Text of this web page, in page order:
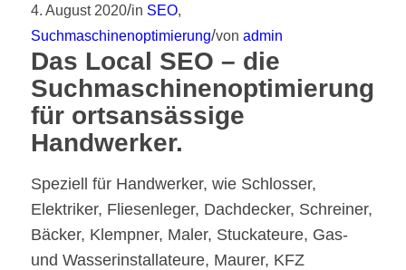
4. August 2020/in SEO,
Suchmaschinenoptimierung/von admin
Das Local SEO – die
Suchmaschinenoptimierung
für ortsansässige
Handwerker.
Speziell für Handwerker, wie Schlosser,
Elektriker, Fliesenleger, Dachdecker, Schreiner,
Bäcker, Klempner, Maler, Stuckateure, Gas-
und Wasserinstallateure, Maurer, KFZ